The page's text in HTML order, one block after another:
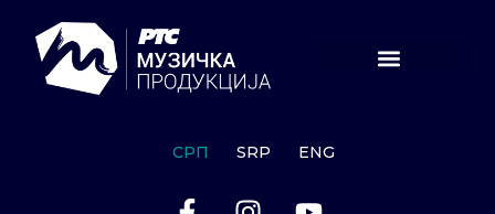
СРП SRP ENG